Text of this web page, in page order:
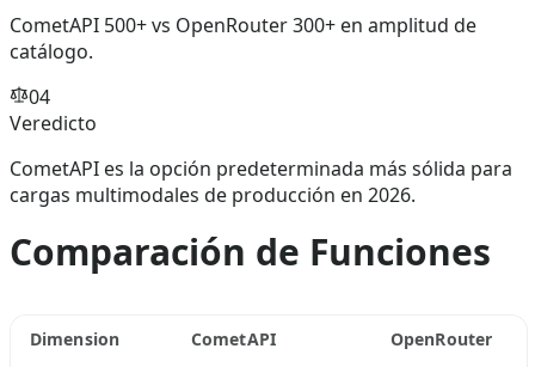
CometAPI 500+ vs OpenRouter 300+ en amplitud de
catálogo.
04
Veredicto
CometAPI es la opción predeterminada más sólida para
cargas multimodales de producción en 2026.
Comparación de Funciones
Dimension CometAPI OpenRouter